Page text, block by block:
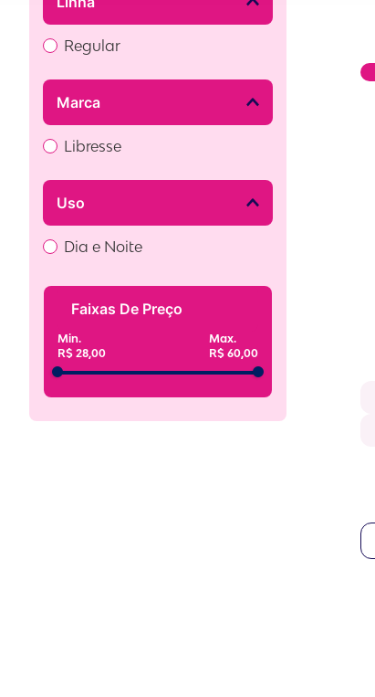
Regular
Marca
Libresse
Uso
Dia e Noite
Faixas De Preço
R$ 28,00 R$ 60,00